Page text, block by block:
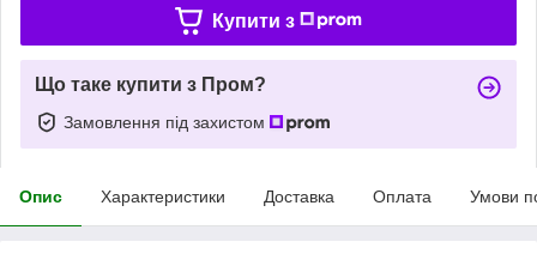
Купити з
Що таке купити з Пром?
Замовлення під захистом
Опис Характеристики Доставка Оплата Умови